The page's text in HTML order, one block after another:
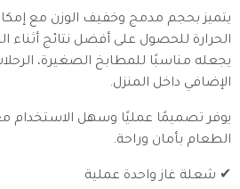
يتميز بحجم مدمج وخفيف الوزن مع
الحرارة للحصول على أفضل نتائج أثناء
يجعله مناسبًا للمطابخ الصغيرة،
الإضافي داخل المنزل.
يوفر تصميمًا عمليًا وسهل الاستخدام
الطعام بأمان وراحة.
✔ شعلة غاز واحدة عملية